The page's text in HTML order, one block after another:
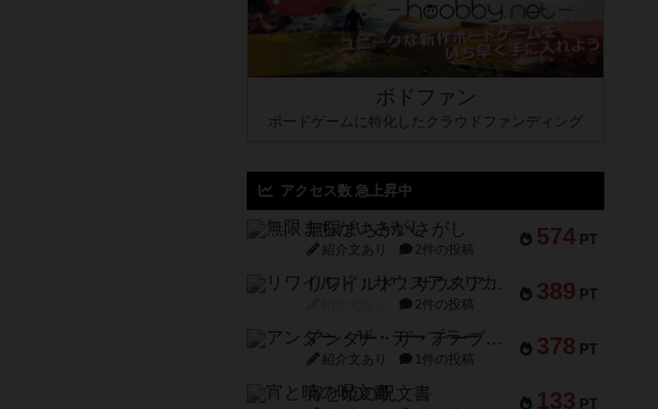
ボドファン
ボードゲームに特化したクラウドファンディング
アクセス数 急上昇中
574 PT
無限まちがいさがし
紹介文あり 2件の投稿
389 PT
リワイルド：サウスアメリカ
2件の投稿
378 PT
アンダー・ザ・テーブラー
紹介文あり 1件の投稿
133 PT
宵と暁の呪文書